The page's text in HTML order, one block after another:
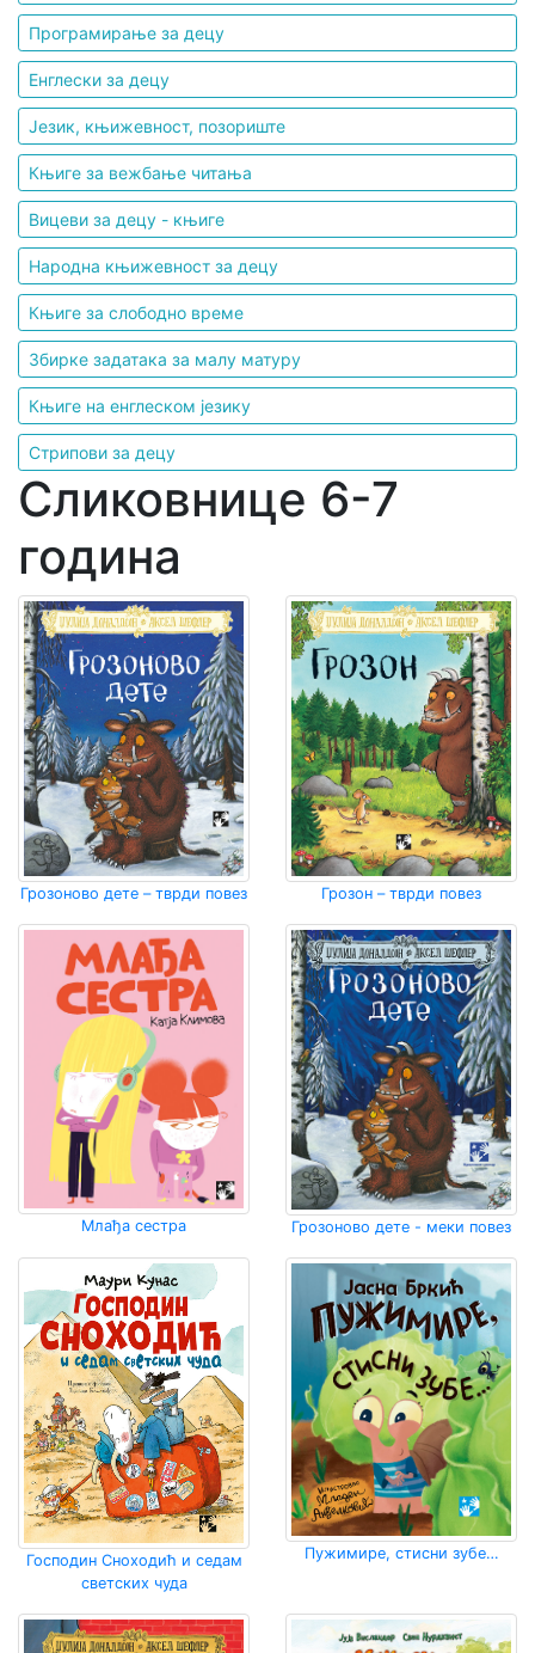
Програмирање за децу
Енглески за децу
Језик, књижевност, позориште
Књиге за вежбање читања
Вицеви за децу - књиге
Народна књижевност за децу
Књиге за слободно време
Збирке задатака за малу матуру
Књиге на енглеском језику
Стрипови за децу
Сликовнице 6-7
година
Грозоново дете – тврди повез Грозон – тврди повез
Млађа сестра Грозоново дете - меки повез
Господин Сноходић и седам
светских чуда
Пужимире, стисни зубе…